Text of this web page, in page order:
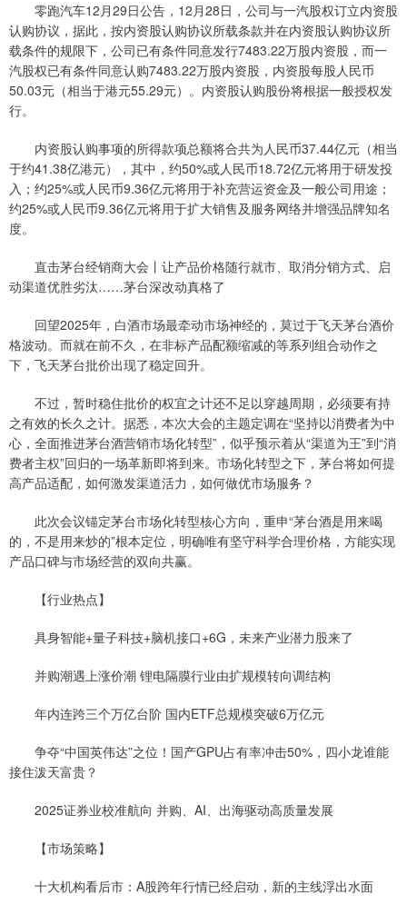
零跑汽车12月29日公告，12月28日，公司与一汽股权订立内资股
认购协议，据此，按内资股认购协议所载条款并在内资股认购协议所
载条件的规限下，公司已有条件同意发行7483.22万股内资股，而一
汽股权已有条件同意认购7483.22万股内资股，内资股每股人民币
50.03元（相当于港元55.29元）。内资股认购股份将根据一般授权发
行。
内资股认购事项的所得款项总额将合共为人民币37.44亿元（相当
于约41.38亿港元），其中，约50%或人民币18.72亿元将用于研发投
入；约25%或人民币9.36亿元将用于补充营运资金及一般公司用途；
约25%或人民币9.36亿元将用于扩大销售及服务网络并增强品牌知名
度。
直击茅台经销商大会丨让产品价格随行就市、取消分销方式、启
动渠道优胜劣汰……茅台深改动真格了
回望2025年，白酒市场最牵动市场神经的，莫过于飞天茅台酒价
格波动。而就在前不久，在非标产品配额缩减的等系列组合动作之
下，飞天茅台批价出现了稳定回升。
不过，暂时稳住批价的权宜之计还不足以穿越周期，必须要有持
之有效的长久之计。据悉，本次大会的主题定调在“坚持以消费者为中
心，全面推进茅台酒营销市场化转型”，似乎预示着从“渠道为王”到“消
费者主权”回归的一场革新即将到来。市场化转型之下，茅台将如何提
高产品适配，如何激发渠道活力，如何做优市场服务？
此次会议锚定茅台市场化转型核心方向，重申“茅台酒是用来喝
的，不是用来炒的”根本定位，明确唯有坚守科学合理价格，方能实现
产品口碑与市场经营的双向共赢。
【行业热点】
具身智能+量子科技+脑机接口+6G，未来产业潜力股来了
并购潮遇上涨价潮 锂电隔膜行业由扩规模转向调结构
年内连跨三个万亿台阶 国内ETF总规模突破6万亿元
争夺“中国英伟达”之位！国产GPU占有率冲击50%，四小龙谁能
接住泼天富贵？
2025证券业校准航向 并购、AI、出海驱动高质量发展
【市场策略】
十大机构看后市：A股跨年行情已经启动，新的主线浮出水面